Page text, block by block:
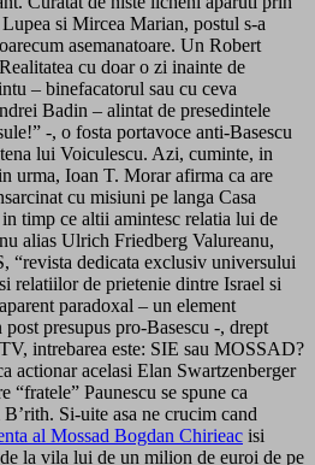
si Mircea Marian, postul s-a
asemanatoare. Un Robert
cu doar o zi inainte de
– binefacatorul sau cu ceva
Badin – alintat de presedintele
-, o fosta portavoce anti-Basescu
lui Voiculescu. Azi, cuminte, in
urma, Ioan T. Morar afirma ca are
cu misiuni pe langa Casa
timp ce altii amintesc relatia lui de
alias Ulrich Friedberg Valureanu,
“revista dedicata exclusiv universului
relatiilor de prietenie dintre Israel si
paradoxal – un element
presupus pro-Basescu -, drept
intrebarea este: SIE sau MOSSAD?
actionar acelasi Elan Swartzenberger
“fratele” Paunescu se spune ca
Si-uite asa ne crucim cand
al Mossad Bogdan Chirieac isi
la vila lui de un milion de euroi de pe